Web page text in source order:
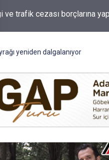
Belediyesi’ne operasyon:
yeniden dalgalanıyor